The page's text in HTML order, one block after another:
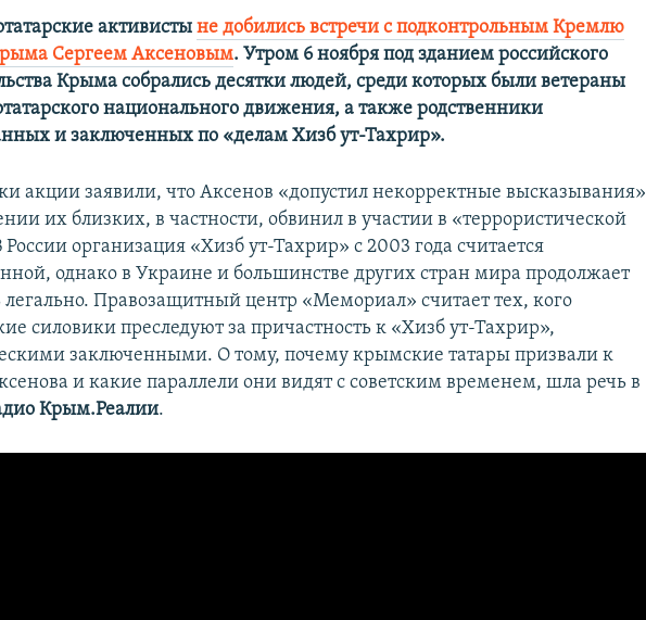
активистыне добились встречи с подконтрольным Кремлю
Сергеем Аксеновым. Утром 6 ноября под зданием российского
Крыма собрались десятки людей, среди которых были ветераны
национального движения, а также родственники
и заключенных по «делам Хизб ут-Тахрир».
акции заявили, что Аксенов «допустил некорректные высказывания»
их близких, в частности, обвинил в участии в «террористической
России организация «Хизб ут-Тахрир» с 2003 года считается
однако в Украине и большинстве других стран мира продолжает
легально. Правозащитный центр «Мемориал» считает тех, кого
силовики преследуют за причастность к «Хизб ут-Тахрир»,
заключенными. О тому, почему крымские татары призвали к
и какие параллели они видят с советским временем, шла речь в
Крым.Реалии.